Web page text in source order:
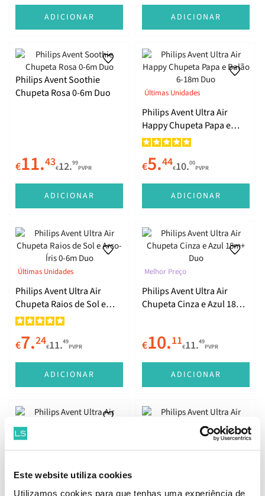
Este website utiliza cookies
Utilizamos cookies para que tenhas uma experiência de
ADICIONAR ADICIONAR
Philips Avent Soothie
Chupeta Rosa 0-6m Duo
€11.43€12.99
PVPR
ADICIONAR
Últimas Unidades
Philips Avent Ultra Air
Happy Chupeta Papa e
Balão 6-18m Duo
€5.44€10.00
PVPR
ADICIONAR
Últimas Unidades
Philips Avent Ultra Air
Chupeta Raios de Sol e
Arco-Íris 0-6m Duo
€7.24€11.49
PVPR
ADICIONAR
Melhor Preço
Philips Avent Ultra Air
Chupeta Cinza e Azul 18m+
€10.11€11.49
PVPR
ADICIONAR
Últimas Unidades
Baleias 18m+ Duo
66 49
Philips Avent Ultra Air
11 49